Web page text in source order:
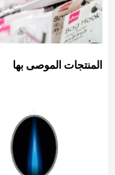
المنتجات الموصى بها